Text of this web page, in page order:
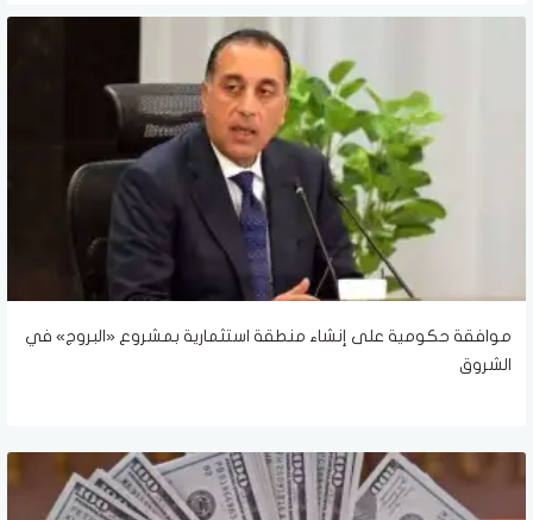
موافقة حكومية على إنشاء منطقة استثمارية بمشروع «البروج» في
الشروق